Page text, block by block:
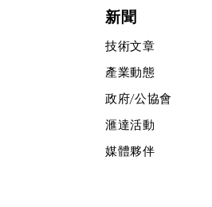
新聞
技術文章
產業動態
政府/公協會
滙達活動
媒體夥伴